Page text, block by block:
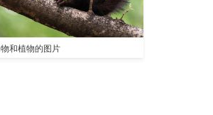
和植物的图片